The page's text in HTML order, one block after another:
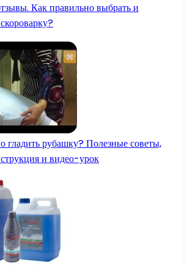
Как правильно выбрать и
гладить рубашку? Полезные советы,
и видео-урок